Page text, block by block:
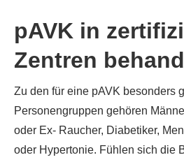
pAVK in
Zentren
Zu den für eine pAVK besonders
Personengruppen gehören
oder Ex- Raucher, Diabetiker,
oder Hypertonie. Fühlen sich die